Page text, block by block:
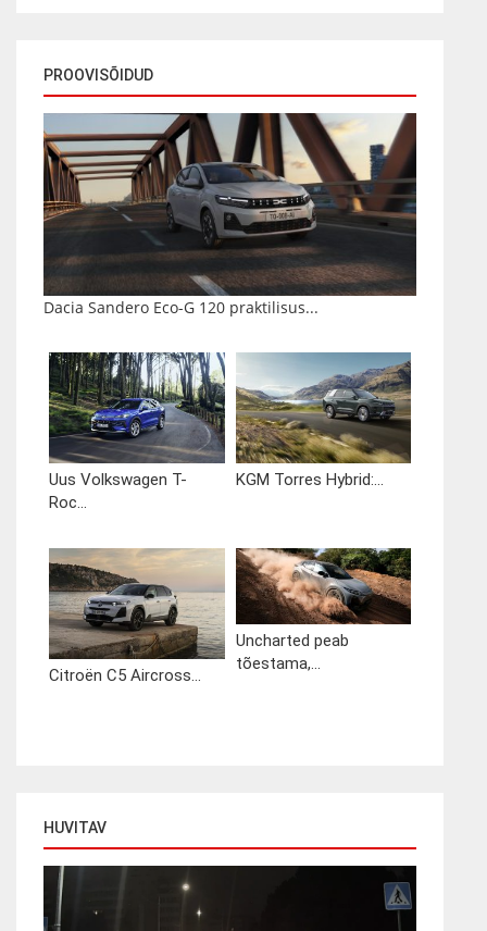
PROOVISÕIDUD
Dacia Sandero Eco-G 120 praktilisus...
Uus Volkswagen T-
Roc...
KGM Torres Hybrid:...
Citroën C5 Aircross...
Uncharted peab
tõestama,...
HUVITAV